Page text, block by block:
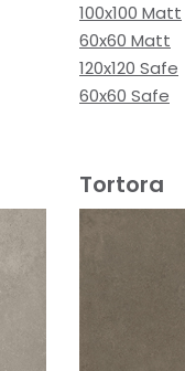
100x100 Matt
60x60 Matt
120x120 Safe
60x60 Safe
Tortora